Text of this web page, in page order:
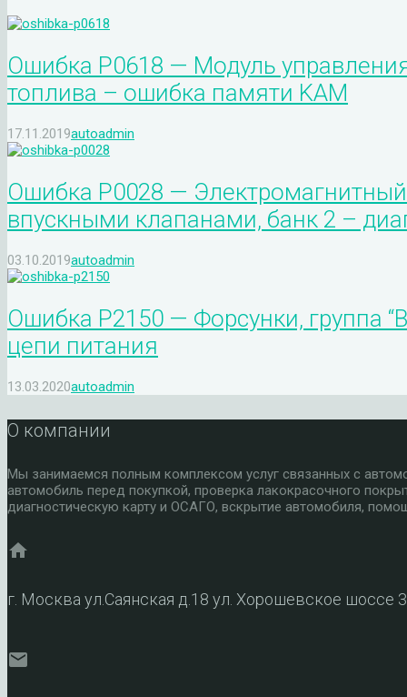
Ошибка P0618 — Модуль
топлива – ошибка памяти KAM
17.11.2019autoadmin
Ошибка P0028 —
впускными клапанами, банк 2 –
03.10.2019autoadmin
Ошибка P2150 — Форсунки, группа
цепи питания
13.03.2020autoadmin
О компании
Мы занимаемся полным комплексом услуг связанных с
автомобиль перед покупкой, проверка лакокрасочного
диагностическую карту и ОСАГО, вскрытие автомобиля,
home
г. Москва ул.Саянская д.18 ул. Хорошевское шоссе
mail